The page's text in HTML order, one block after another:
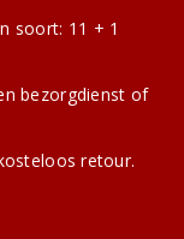
soort: 11 + 1
bezorgdienst of
retour.